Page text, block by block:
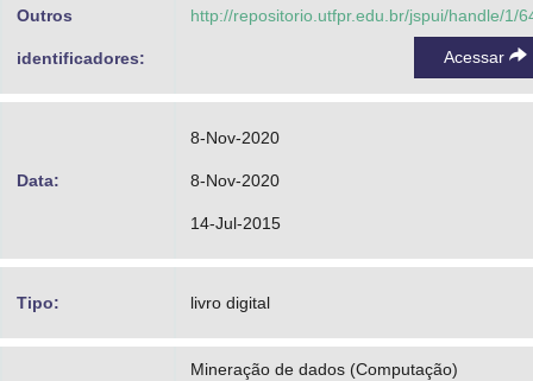
Outros
identificadores:
http://repositorio.utfpr.edu.br/jspui/handle/1/
Acessar
Data:
8-Nov-2020
8-Nov-2020
14-Jul-2015
Tipo: livro digital
Mineração de dados (Computação)